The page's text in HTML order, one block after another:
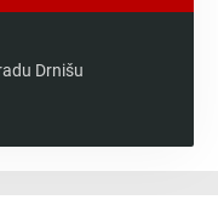
Drnišu